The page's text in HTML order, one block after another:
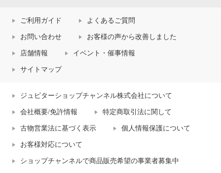
ご利用ガイド よくあるご質問
お問い合わせ お客様の声から改善しました
店舗情報 イベント・催事情報
サイトマップ
ジュピターショップチャンネル株式会社について
会社概要/免許情報 特定商取引法に関して
古物営業法に基づく表示 個人情報保護について
お客様対応について
ショップチャンネルで商品販売希望の事業者募集中